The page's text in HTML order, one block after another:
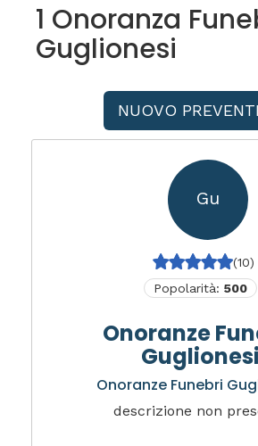
1 Onoranza
Guglionesi
NUOVO
Gu
(10)
Popolarità: 500
Onoranze
Guglionesi
Onoranze Funebri
descrizione non